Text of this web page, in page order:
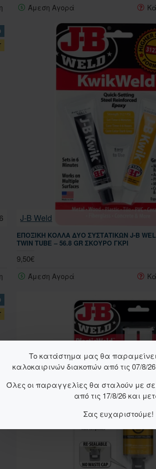
Το κατάστημα μας θα
καλοκαιρινών διακοπών από τις 07/8/26
Όλες οι παραγγελίες θα σταλούν με
από τις 17/8/26 και
Σας ευχαριστούμε!
Άμεση Αγορά
J-B Weld
ΕΠΟΞΙΚΉ ΚΌΛΛΑ ΔΎΟ ΣΥΣΤΑΤΙΚΏΝ J-B
TWIN TUBE – 56.8 GR ΣΚΟΎΡΟ ΓΚΡΙ
9,50€
Άμεση Αγορά